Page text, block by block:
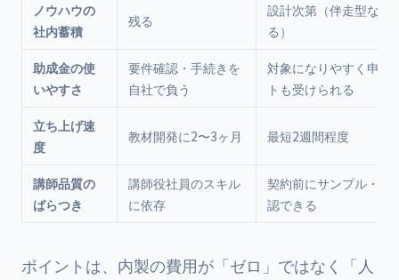
ノウハウの
社内蓄積
残る
設計次第（伴走型なら
る）
助成金の使
いやすさ
要件確認・手続きを
自社で負う
対象になりやすく申請
トも受けられる
立ち上げ速
度
教材開発に2〜3ヶ月 最短2週間程度
講師品質の
ばらつき
講師役社員のスキル
に依存
契約前にサンプル・実
認できる
ポイントは、内製の費用が「ゼロ」ではなく「人